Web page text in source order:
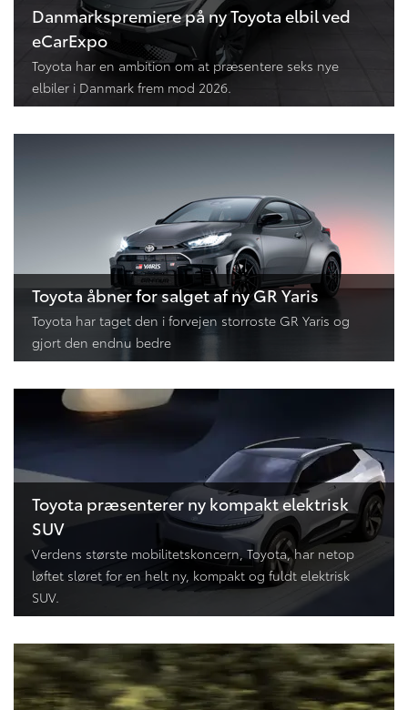
Danmarkspremiere på ny Toyota elbil ved
eCarExpo
Toyota har en ambition om at præsentere seks nye
elbiler i Danmark frem mod 2026.
Toyota åbner for salget af ny GR Yaris
Toyota har taget den i forvejen storroste GR Yaris og
gjort den endnu bedre
Toyota præsenterer ny kompakt elektrisk
SUV
Verdens største mobilitetskoncern, Toyota, har netop
løftet sløret for en helt ny, kompakt og fuldt elektrisk
SUV.